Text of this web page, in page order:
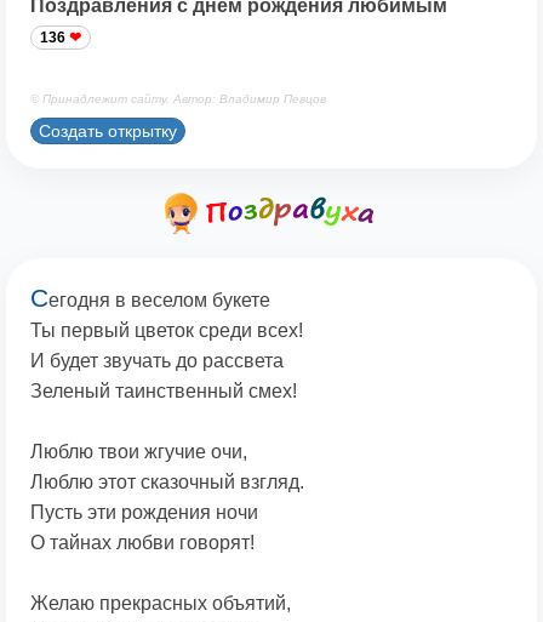
Поздравления с днем рождения любимым
136
© Принадлежит сайту. Автор: Владимир Певцов
Создать открытку
Сегодня в веселом букете
Ты первый цветок среди всех!
И будет звучать до рассвета
Зеленый таинственный смех!
Люблю твои жгучие очи,
Люблю этот сказочный взгляд.
Пусть эти рождения ночи
О тайнах любви говорят!
Желаю прекрасных объятий,